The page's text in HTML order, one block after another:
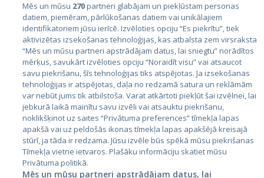
Страны
Эстония
Латвия
Литва
Mēs un mūsu 270partneri glabājam un piekļūstam personas
datiem, piemēram, pārlūkošanas datiem vai unikālajiem
identifikatoriem jūsu ierīcē. Izvēloties opciju “Es piekrītu”, tiek
aktivizētas izsekošanas tehnoloģijas, kas atbalsta zem virsraksta
“Mēs un mūsu partneri apstrādājam datus, lai sniegtu” norādītos
mērķus, savukārt izvēloties opciju “Noraidīt visu” vai atsaucot
savu piekrišanu, šīs tehnoloģijas tiks atspējotas. Ja izsekošanas
tehnoloģijas ir atspējotas, daļa no redzamā satura un reklāmām
var nebūt jums tik atbilstoša. Varat atkārtoti piekļūt šai izvēlnei, lai
jebkurā laikā mainītu savu izvēli vai atsauktu piekrišanu,
noklikšķinot uz saites “Privātuma preferences” tīmekļa lapas
apakšā vai uz peldošās ikonas tīmekļa lapas apakšējā kreisajā
stūrī, ja tāda ir redzama. Jūsu izvēle būs spēkā mūsu piekrišanas
Tīmekļa vietne ietvaros. Plašāku informāciju skatiet mūsu
Privātuma politikā.
Mēs un mūsu partneri apstrādājam datus, lai